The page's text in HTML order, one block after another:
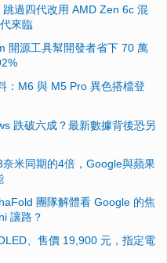
過四代改用 AMD Zen 6c 混
來臨
開源工具幫開發者省下 70 萬
：M6 與 M5 Pro 異色搭檔登
跌破六成？最新數據背後恐另
米同期的4倍，Google與蘋果
團隊解體看 Google 的焦
讓路？
、售價 19,900 元，指定電